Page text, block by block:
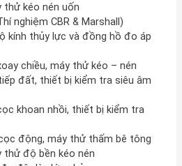
thử kéo nén uốn
nghiệm CBR & Marshall)
kính thủy lực và đồng hồ đo áp
chiều, máy thử kéo – nén
đất, thiết bị kiểm tra siêu âm
khoan nhồi, thiết bị kiểm tra
động, máy thử thấm bê tông
thử độ bền kéo nén